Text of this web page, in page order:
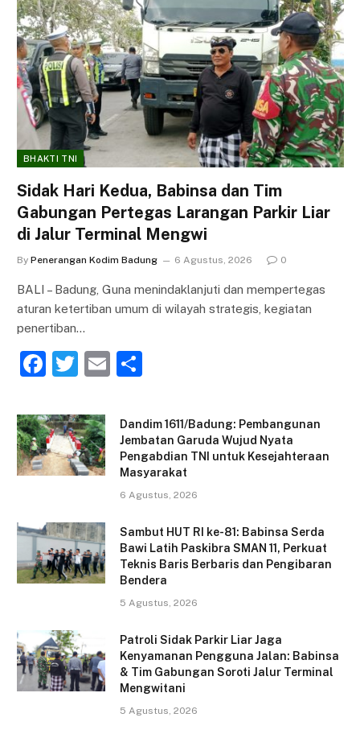
BHAKTI TNI
Sidak Hari Kedua, Babinsa dan Tim
Gabungan Pertegas Larangan Parkir Liar
di Jalur Terminal Mengwi
By Penerangan Kodim Badung 6 Agustus, 2026 0
BALI – Badung, Guna menindaklanjuti dan mempertegas
aturan ketertiban umum di wilayah strategis, kegiatan
penertiban…
F
c
e
b
o
k
T
itt
er
E
ai ar
e
Dandim 1611/Badung: Pembangunan
Jembatan Garuda Wujud Nyata
Pengabdian TNI untuk Kesejahteraan
Masyarakat
6 Agustus, 2026
Sambut HUT RI ke-81: Babinsa Serda
Bawi Latih Paskibra SMAN 11, Perkuat
Teknis Baris Berbaris dan Pengibaran
Bendera
5 Agustus, 2026
Patroli Sidak Parkir Liar Jaga
Kenyamanan Pengguna Jalan: Babinsa
& Tim Gabungan Soroti Jalur Terminal
Mengwitani
5 Agustus, 2026